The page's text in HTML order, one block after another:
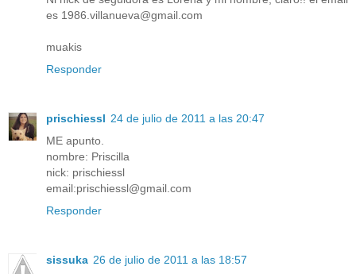
es 1986.villanueva@gmail.com
muakis
Responder
prischiessl 24 de julio de 2011 a las 20:47
ME apunto.
nombre: Priscilla
nick: prischiessl
email:prischiessl@gmail.com
Responder
sissuka 26 de julio de 2011 a las 18:57